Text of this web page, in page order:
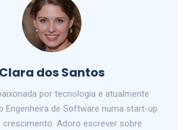
Clara dos Santos
por tecnologia e atualmente
Engenheira de Software numa start-up
crescimento. Adoro escrever sobre